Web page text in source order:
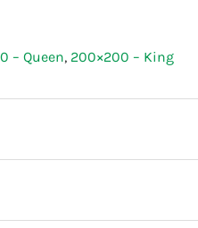
– Queen, 200×200 – King